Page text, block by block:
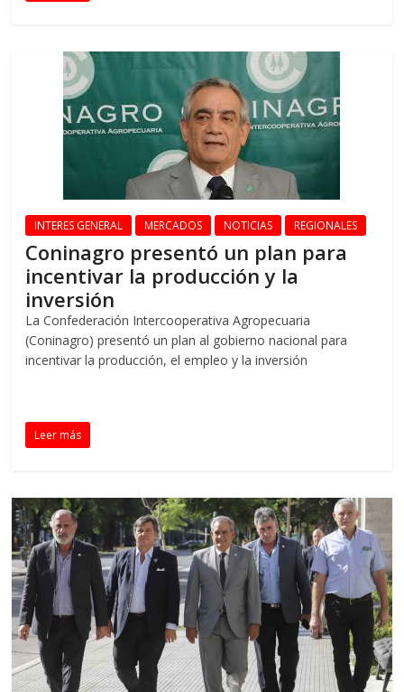
INTERES GENERAL MERCADOS NOTICIAS REGIONALES
Coninagro presentó un plan para
incentivar la producción y la
inversión
La Confederación Intercooperativa Agropecuaria
(Coninagro) presentó un plan al gobierno nacional para
incentivar la producción, el empleo y la inversión
Leer más